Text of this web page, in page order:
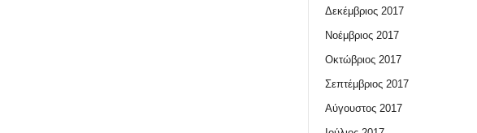
Δεκέμβριος 2017
Νοέμβριος 2017
Οκτώβριος 2017
Σεπτέμβριος 2017
Αύγουστος 2017